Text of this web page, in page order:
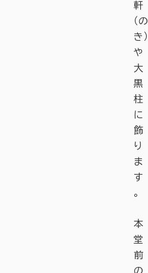
軒
（の
き）
や
大
黒
柱
に
飾
り
ま
す
。
本
堂
前
の